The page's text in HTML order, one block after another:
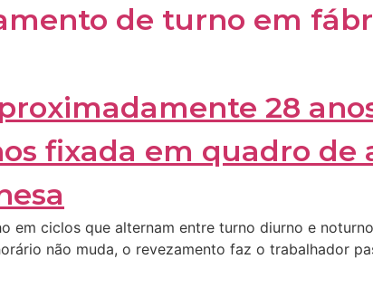
de turno em
em ciclos que alternam entre turno diurno e
não muda, o revezamento faz o trabalhador